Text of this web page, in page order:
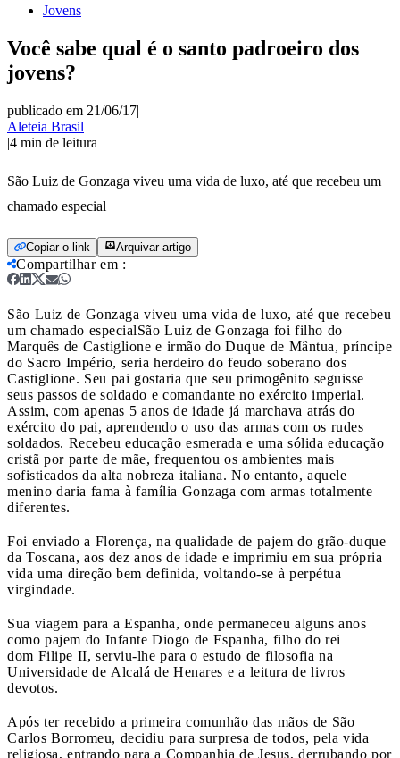
Jovens
Você sabe qual é o santo padroeiro dos
jovens?
publicado em 21/06/17|
Aleteia Brasil
|4 min de leitura
São Luiz de Gonzaga viveu uma vida de luxo, até que recebeu um
chamado especial
Copiar o link Arquivar artigo
Compartilhar em :
São Luiz de Gonzaga viveu uma vida de luxo, até que recebeu
um chamado especialSão Luiz de Gonzaga foi filho do
Marquês de Castiglione e irmão do Duque de Mântua, príncipe
do Sacro Império, seria herdeiro do feudo soberano dos
Castiglione. Seu pai gostaria que seu primogênito seguisse
seus passos de soldado e comandante no exército imperial.
Assim, com apenas 5 anos de idade já marchava atrás do
exército do pai, aprendendo o uso das armas com os rudes
soldados. Recebeu educação esmerada e uma sólida educação
cristã por parte de mãe, frequentou os ambientes mais
sofisticados da alta nobreza italiana. No entanto, aquele
menino daria fama à família Gonzaga com armas totalmente
diferentes.
Foi enviado a Florença, na qualidade de pajem do grão-duque
da Toscana, aos dez anos de idade e imprimiu em sua própria
vida uma direção bem definida, voltando-se à perpétua
virgindade.
Sua viagem para a Espanha, onde permaneceu alguns anos
como pajem do Infante Diogo de Espanha, filho do rei
dom Filipe II, serviu-lhe para o estudo de filosofia na
Universidade de Alcalá de Henares e a leitura de livros
devotos.
Após ter recebido a primeira comunhão das mãos de São
Carlos Borromeu, decidiu para surpresa de todos, pela vida
religiosa, entrando para a Companhia de Jesus, derrubando por